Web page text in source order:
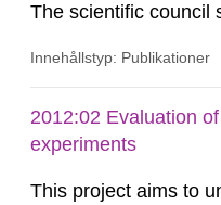
The scientific council
specified than other
aspects of modern
international
Innehållstyp: Publikationer
2012:02 Evaluation
experiments
This project aims to